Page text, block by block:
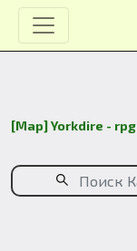
[Map] Yorkdire -